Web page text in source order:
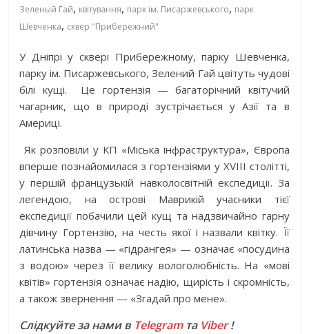
Зеленый Гай, квітування, парк ім. Писаржевського, парк
Шевченка, сквер "Прибережний"
У Дніпрі у сквері Прибережному, парку Шевченка,
парку ім. Писаржевського, Зелений Гай цвітуть чудові
білі кущі. Це гортензія — багаторічний квітучий
чагарник, що в природі зустрічається у Азії та в
Америці.
Як розповіли у КП «Міська інфраструктура», Європа
вперше познайомилася з гортензіями у ХVІІІ столітті,
у першій французькій навколосвітній експедиції. За
легендою, на острові Маврикій учасники тієї
експедиції побачили цей кущ та надзвичайно гарну
дівчину Гортензію, на честь якої і назвали квітку. Її
латинська назва — «гідрангея» — означає «посудина
з водою» через її велику вологолюбність. На «мові
квітів» гортензія означає надію, щирість і скромність,
а також звернення — «Згадай про мене».
Слідкуйте за нами в Telegramта Viber!